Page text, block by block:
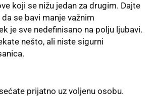
koji se nižu jedan za drugim. Dajte
se bavi manje važnim
je sve nedefinisano na polju ljubavi.
nešto, ali niste sigurni
prijatno uz voljenu osobu.